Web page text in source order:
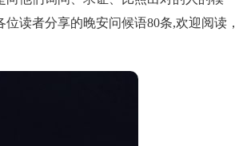
读者分享的晚安问候语80条,欢迎阅读，